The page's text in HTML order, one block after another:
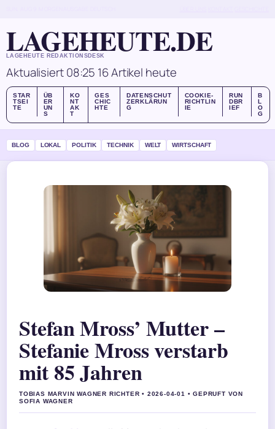
LAGEHEUTE.DE
LAGEHEUTE REDAKTIONSDESK
Aktualisiert 08:25 16 Artikel heute
STAR
TSEI
TE
ÜB
ER
UN
S
KO
NT
AK
T
GES
CHIC
HTE
DATENSCHUT
ZERKLÄRUN
G
COOKIE-
RICHTLIN
IE
RUN
DBR
IEF
B
L
O
G
BLOG LOKAL POLITIK TECHNIK WELT WIRTSCHAFT
Stefan Mross’ Mutter –
Stefanie Mross verstarb
mit 85 Jahren
TOBIAS MARVIN WAGNER RICHTER • 2026-04-01 • GEPRUFT VON
SOFIA WAGNER